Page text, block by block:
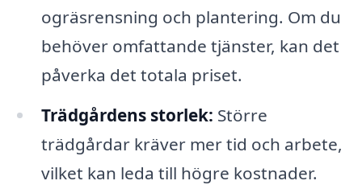
ogräsrensning och plantering. Om du
behöver omfattande tjänster, kan det
påverka det totala priset.
Trädgårdens storlek: Större
trädgårdar kräver mer tid och arbete,
vilket kan leda till högre kostnader.